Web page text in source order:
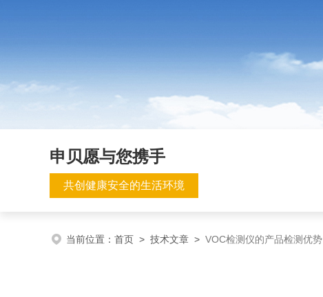
申贝愿与您携手
共创健康安全的生活环境
当前位置： 首页 > 技术文章 > VOC检测仪的产品检测优势